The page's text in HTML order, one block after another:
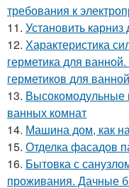
требования к
11. Установить
12. Характеристика
герметика для
герметиков для
13. Высокомодульные
ванных комнат
14. Машина дом, как
15. Отделка фасадов
16. Бытовка с
проживания. Дачные